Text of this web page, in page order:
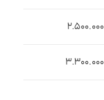
2.500.000
3.300.000